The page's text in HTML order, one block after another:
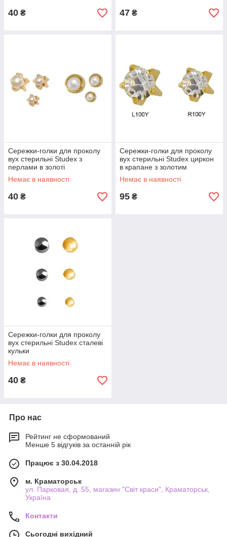
40 ₴ 47 ₴
Сережки-голки для проколу
вух стерильні Studex з
перлами в золоті
Немає в наявності
40 ₴
Сережки-голки для проколу
вух стерильні Studex циркон
в крапане з золотим
напиленням
Немає в наявності
95 ₴
Сережки-голки для проколу
вух стерильні Studex сталеві
кульки
Немає в наявності
40 ₴
Про нас
Рейтинг не сформований
Менше 5 відгуків за останній рік
Працює з 30.04.2018
м. Краматорськ
ул. Парковая, д. 55, магазин "Світ краси", Краматорськ,
Україна
Контакти
Сьогодні вихідний